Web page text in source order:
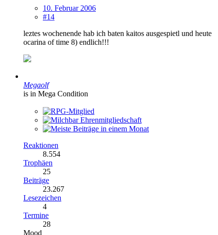
10. Februar 2006
#14
leztes wochenende hab ich baten kaitos ausgespietl und heute
ocarina of time 8) endlich!!!
Megaolf
is in Mega Condition
Reaktionen
8.554
Trophäen
25
Beiträge
23.267
Lesezeichen
4
Termine
28
Mood